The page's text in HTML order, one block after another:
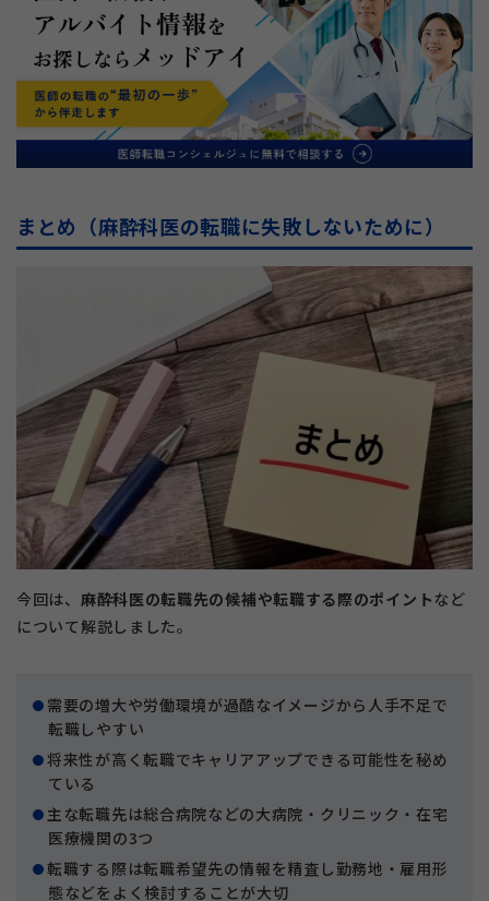
まとめ（麻酔科医の転職に失敗しないために）
今回は、 麻酔科医の転職先の候補や転職する際のポイント など
について解説しました。
需要の増大や労働環境が過酷なイメージから人手不足で
転職しやすい
将来性が高く転職でキャリアアップできる可能性を秘め
ている
主な転職先は総合病院などの大病院・クリニック・在宅
医療機関の3つ
転職する際は転職希望先の情報を精査し勤務地・雇用形
態などをよく検討することが大切